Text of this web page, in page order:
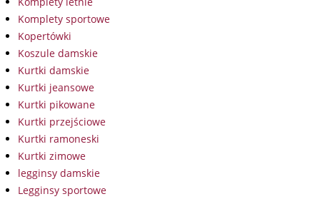
Komplety sportowe
Kopertówki
Koszule damskie
Kurtki damskie
Kurtki jeansowe
Kurtki pikowane
Kurtki przejściowe
Kurtki ramoneski
Kurtki zimowe
legginsy damskie
Legginsy sportowe